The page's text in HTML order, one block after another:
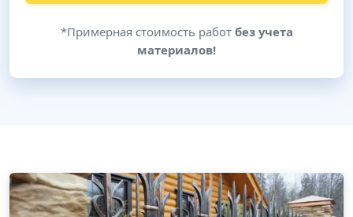
*Примерная стоимость работ без учета
материалов!